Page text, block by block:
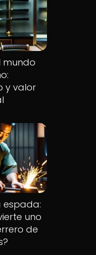
mundo
y valor
espada:
uno
de